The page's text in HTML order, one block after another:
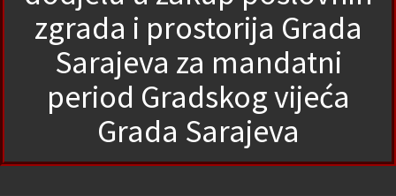
zgrada i prostorija Grada
Sarajeva za mandatni
period Gradskog vijeća
Grada Sarajeva